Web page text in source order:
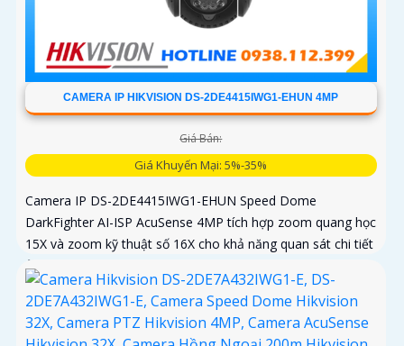
CAMERA IP HIKVISION DS-2DE4415IWG1-EHUN 4MP
Giá Bán:
Giá Khuyến Mại: 5%-35%
Camera IP DS-2DE4415IWG1-EHUN Speed Dome
DarkFighter AI-ISP AcuSense 4MP tích hợp zoom quang học
15X và zoom kỹ thuật số 16X cho khả năng quan sát chi tiết
ở khoảng cách xa, AI AcuSense nhận diện người và phương
tiện hỗ trợ chụp đồng thời tối đa 5 khuôn mặt